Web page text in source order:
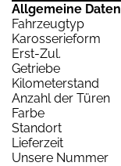
Allgemeine
Fahrzeugtyp
Karosserieform
Erst-Zul.
Getriebe
Kilometerstand
Anzahl der Türen
Farbe
Standort
Lieferzeit
Unsere Nummer